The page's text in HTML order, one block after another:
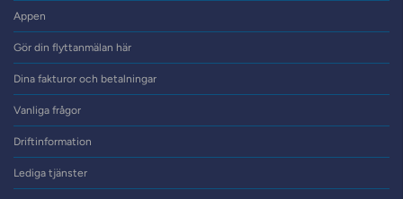
Appen
Gör din flyttanmälan här
Dina fakturor och betalningar
Vanliga frågor
Driftinformation
Lediga tjänster